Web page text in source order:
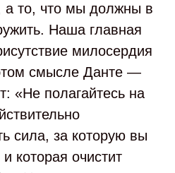
а то, что мы должны в
Наша главная
милосердия
смысле Данте —
«Не полагайтесь на
сила, за которую вы
которая очистит